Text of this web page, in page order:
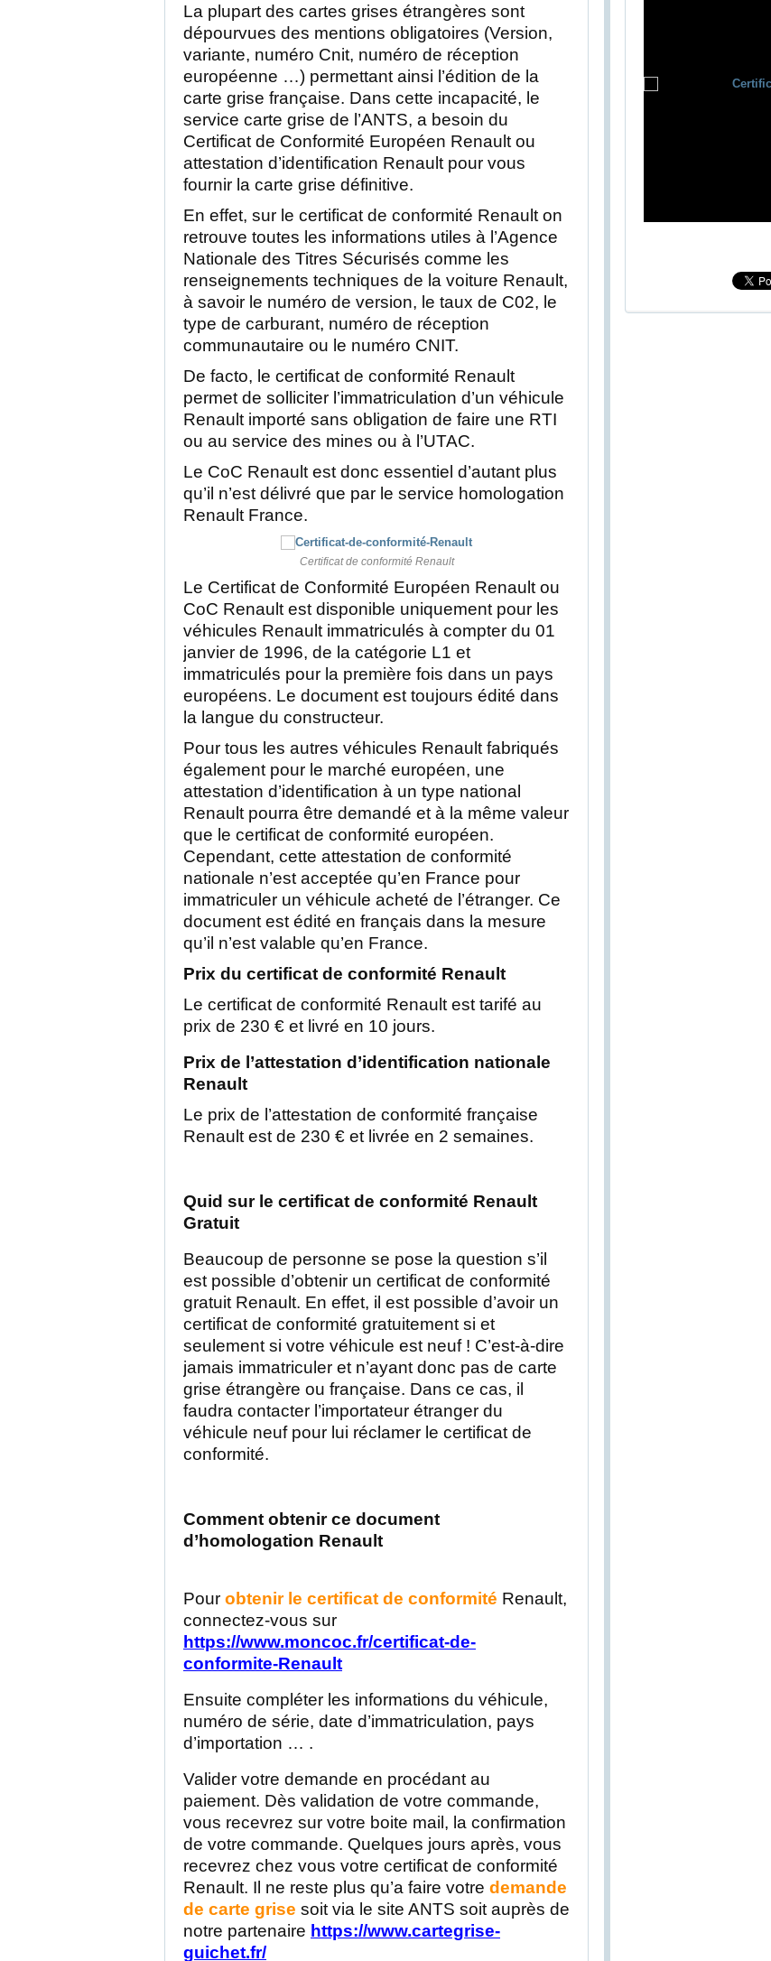
La plupart des cartes grises étrangères sont
dépourvues des mentions obligatoires (Version,
variante, numéro Cnit, numéro de réception
européenne …) permettant ainsi l’édition de la
carte grise française. Dans cette incapacité, le
service carte grise de l’ANTS, a besoin du
Certificat de Conformité Européen Renault ou
attestation d’identification Renault pour vous
fournir la carte grise définitive.
En effet, sur le certificat de conformité Renault on
retrouve toutes les informations utiles à l’Agence
Nationale des Titres Sécurisés comme les
renseignements techniques de la voiture Renault,
à savoir le numéro de version, le taux de C02, le
type de carburant, numéro de réception
communautaire ou le numéro CNIT.
De facto, le certificat de conformité Renault
permet de solliciter l’immatriculation d’un véhicule
Renault importé sans obligation de faire une RTI
ou au service des mines ou à l’UTAC.
Le CoC Renault est donc essentiel d’autant plus
qu’il n’est délivré que par le service homologation
Renault France.
Certificat de conformité Renault
Le Certificat de Conformité Européen Renault ou
CoC Renault est disponible uniquement pour les
véhicules Renault immatriculés à compter du 01
janvier de 1996, de la catégorie L1 et
immatriculés pour la première fois dans un pays
européens. Le document est toujours édité dans
la langue du constructeur.
Pour tous les autres véhicules Renault fabriqués
également pour le marché européen, une
attestation d’identification à un type national
Renault pourra être demandé et à la même valeur
que le certificat de conformité européen.
Cependant, cette attestation de conformité
nationale n’est acceptée qu’en France pour
immatriculer un véhicule acheté de l’étranger. Ce
document est édité en français dans la mesure
qu’il n’est valable qu’en France.
Prix du certificat de conformité Renault
Le certificat de conformité Renault est tarifé au
prix de 230 € et livré en 10 jours.
Prix de l’attestation d’identification nationale
Renault
Le prix de l’attestation de conformité française
Renault est de 230 € et livrée en 2 semaines.
Quid sur le certificat de conformité Renault
Gratuit
Beaucoup de personne se pose la question s’il
est possible d’obtenir un certificat de conformité
gratuit Renault. En effet, il est possible d’avoir un
certificat de conformité gratuitement si et
seulement si votre véhicule est neuf ! C’est-à-dire
jamais immatriculer et n’ayant donc pas de carte
grise étrangère ou française. Dans ce cas, il
faudra contacter l’importateur étranger du
véhicule neuf pour lui réclamer le certificat de
conformité.
Comment obtenir ce document
d’homologation Renault
Pour obtenir le certificat de conformité Renault,
connectez-vous sur
https://www.moncoc.fr/certificat-de-
conformite-Renault
Ensuite compléter les informations du véhicule,
numéro de série, date d’immatriculation, pays
d’importation … .
Valider votre demande en procédant au
paiement. Dès validation de votre commande,
vous recevrez sur votre boite mail, la confirmation
de votre commande. Quelques jours après, vous
recevrez chez vous votre certificat de conformité
Renault. Il ne reste plus qu’a faire votre demande
de carte grise soit via le site ANTS soit auprès de
notre partenaire https://www.cartegrise-
guichet.fr/